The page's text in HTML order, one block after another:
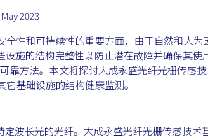
2023
性和可持续性的重要方面，由于自然和人
设施的结构完整性以防止潜在故障并确保其
靠方法。本文将探讨大成永盛光纤光栅传感
基础设施的结构健康监测。
定波长光的光纤。大成永盛光纤光栅传感技